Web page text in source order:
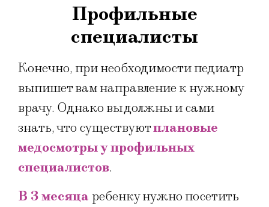
Профильные
специалисты
Конечно, при необходимости педиатр
выпишет вам направление к нужному
врачу. Однако вы должны и сами
знать, что существуютплановые
медосмотры у профильных
специалистов.
В 3 месяца ребенку нужно посетить